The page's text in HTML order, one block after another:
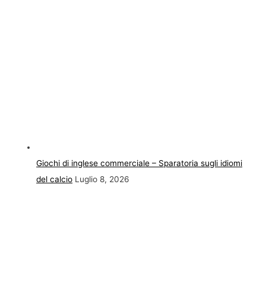
Giochi di inglese commerciale – Sparatoria sugli idiomi
del calcio Luglio 8, 2026